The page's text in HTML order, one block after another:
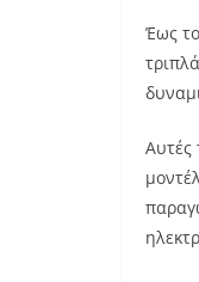
Έως
Αυτές